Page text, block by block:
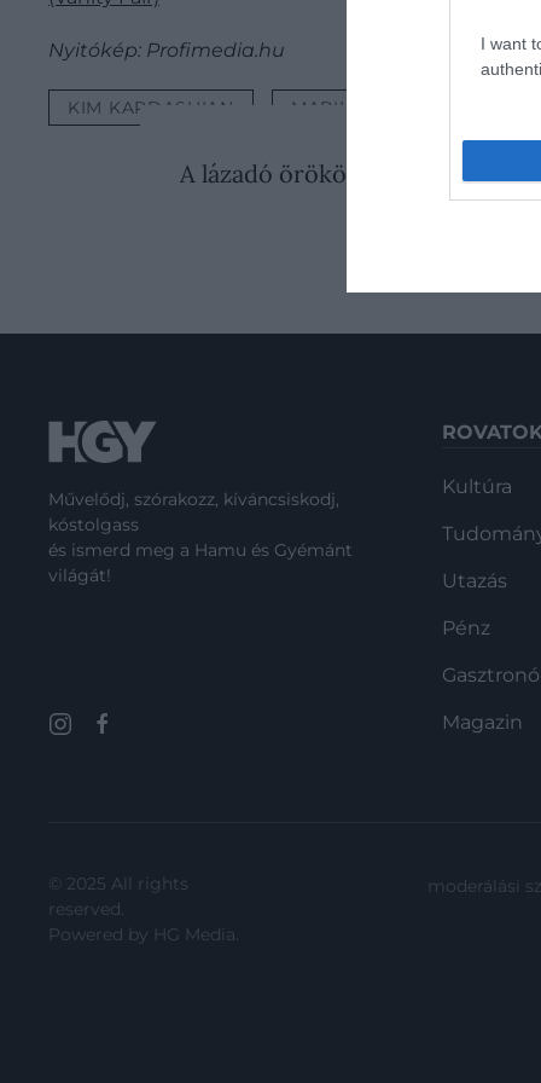
I want
Nyitókép: Profimedia.hu
KIM KARDASHIAN MARILYN MONROE
2026. JÚLIUS 14. ●
A lázadó örökösnő, aki
és…
Művelődj, szórakozz, kíváncsiskodj,
kóstolgass
és ismerd meg a Hamu és Gyémánt
világát!
Kultúra
Utazás
Pénz
Magazin
© 2025 All rights
reserved.
Powered by HG Media.
moderálási